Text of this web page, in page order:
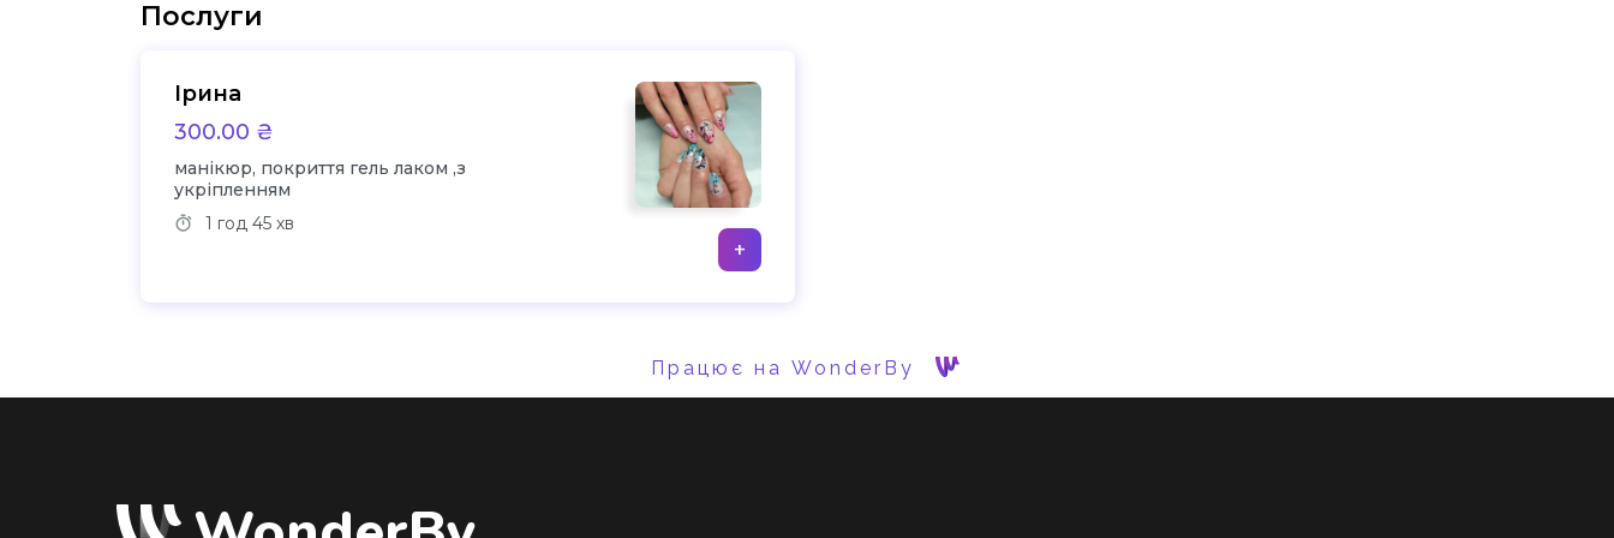
Послуги
Ірина
300.00 ₴
манікюр, покриття гель лаком ,з
укріпленням
1 год 45 хв
+
Працює на WonderBy